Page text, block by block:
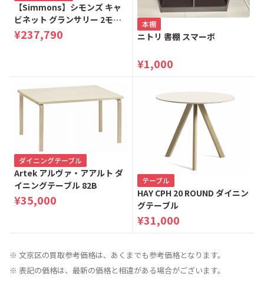
【Simmons】シモンズ キャ
ビネット グランサリー 2モー
ター 電動リクライニングベッ
ド シングルベッド
¥237,790
本棚
ニトリ 書棚 スマーボ
¥1,000
ダイニングテーブル
Artek アルヴァ・アアルト ダ
イニングテーブル 82B
¥35,000
テーブル
HAY CPH 20 ROUND ダイニン
グテーブル
¥31,000
※ 文京区の買取参考価格は、あくまでも参考価格となります。
※ 表記の価格は、最新の価格と相違がある場合がございます。